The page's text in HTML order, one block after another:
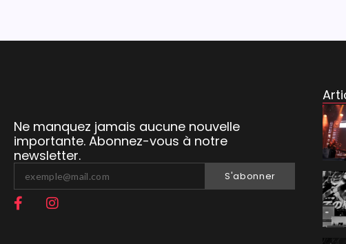
Ne manquez jamais aucune nouvelle
importante. Abonnez-vous à notre
newsletter.
S'abonner